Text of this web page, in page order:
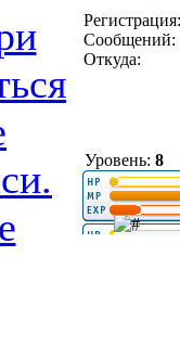
Сообщений:
Откуда:
Уровень: 8